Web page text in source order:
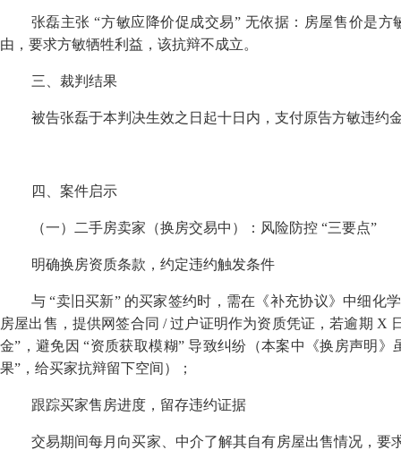
张磊主张 “方敏应降价促成交易” 无依据：房屋售价是方
由，要求方敏牺牲利益，该抗辩不成立。
三、裁判结果
被告张磊于本判决生效之日起十日内，支付原告方敏违约
四、案件启示
（一）二手房卖家（换房交易中）：风险防控“三要点”
明确换房资质条款，约定违约触发条件
与“卖旧买新” 的买家签约时，需在《补充协议》中细化
房屋出售，提供网签合同 /过户证明作为资质凭证，若逾期 X
金” ，避免因 “资质获取模糊”导致纠纷（本案中《换房声明》
果” ，给买家抗辩留下空间）；
跟踪买家售房进度，留存违约证据
交易期间每月向买家、中介了解其自有房屋出售情况，要